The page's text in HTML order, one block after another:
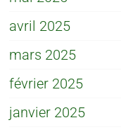
avril 2025
mars 2025
février 2025
janvier 2025